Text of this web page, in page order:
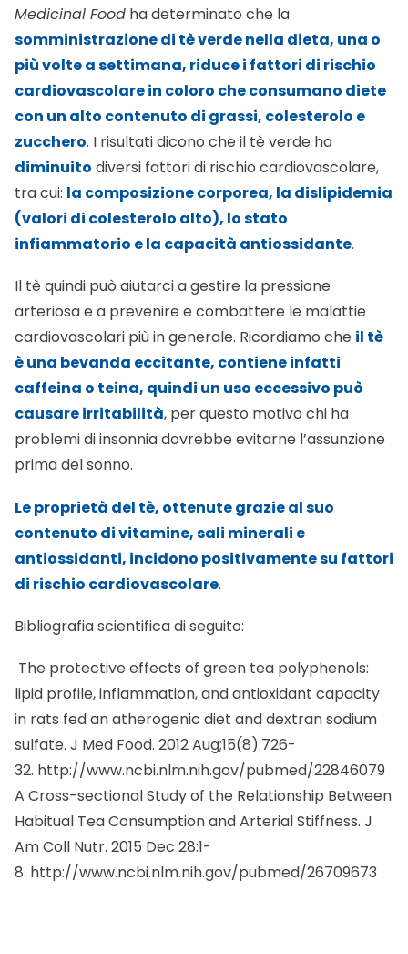
Medicinal Food ha determinato che la
somministrazione di tè verde nella dieta, una o
più volte a settimana, riduce i fattori di rischio
cardiovascolare in coloro che consumano diete
con un alto contenuto di grassi, colesterolo e
zucchero. I risultati dicono che il tè verde ha
diminuito diversi fattori di rischio cardiovascolare,
tra cui: la composizione corporea, la dislipidemia
(valori di colesterolo alto), lo stato
infiammatorio e la capacità antiossidante.
Il tè quindi può aiutarci a gestire la pressione
arteriosa e a prevenire e combattere le malattie
cardiovascolari più in generale. Ricordiamo che il tè
è una bevanda eccitante, contiene infatti
caffeina o teina, quindi un uso eccessivo può
causare irritabilità, per questo motivo chi ha
problemi di insonnia dovrebbe evitarne l’assunzione
prima del sonno.
Le proprietà del tè, ottenute grazie al suo
contenuto di vitamine, sali minerali e
antiossidanti, incidono positivamente su fattori
di rischio cardiovascolare.
Bibliografia scientifica di seguito:
The protective effects of green tea polyphenols:
lipid profile, inflammation, and antioxidant capacity
in rats fed an atherogenic diet and dextran sodium
sulfate. J Med Food. 2012 Aug;15(8):726-
32. http://www.ncbi.nlm.nih.gov/pubmed/22846079
A Cross-sectional Study of the Relationship Between
Habitual Tea Consumption and Arterial Stiffness. J
Am Coll Nutr. 2015 Dec 28:1-
8. http://www.ncbi.nlm.nih.gov/pubmed/26709673